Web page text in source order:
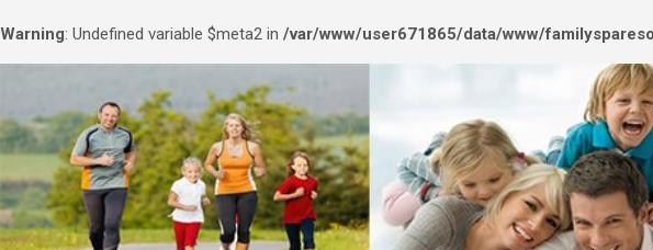
Warning: Undefined variable $meta2 in /var/www/user671865/data/www/
содержимому